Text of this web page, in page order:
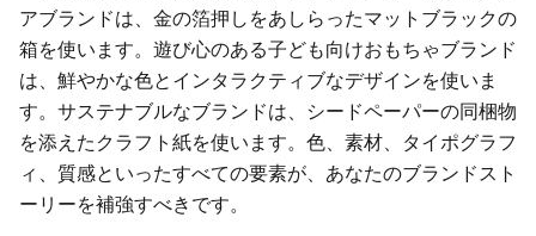
アブランドは、金の箔押しをあしらったマットブラックの
箱を使います。遊び心のある子ども向けおもちゃブランド
は、鮮やかな色とインタラクティブなデザインを使いま
す。サステナブルなブランドは、シードペーパーの同梱物
を添えたクラフト紙を使います。色、素材、タイポグラフ
ィ、質感といったすべての要素が、あなたのブランドスト
ーリーを補強すべきです。